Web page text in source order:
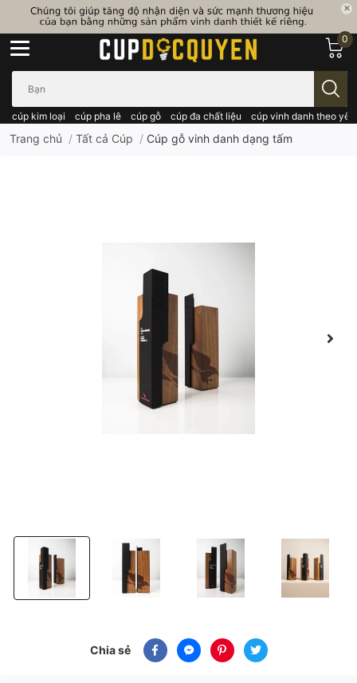
cúp kim loại cúp pha lê cúp gỗ cúp đa chất liệu cúp vinh danh theo
0
Trang chủ / Tất cả Cúp / Cúp gỗ vinh danh dạng tấm
Cúp gỗ vinh danh dạng tấmCúp gỗ vinh danh dạng tấmCúp gỗ vinh danh dạng tấm
Chia sẻ